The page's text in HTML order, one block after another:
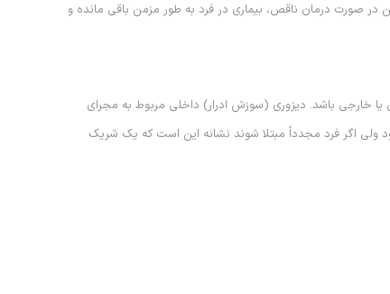
به ديگران مي‌شوند. همچنين در صورت درمان ناقص، بيماري در فرد به طور مزمن باقي مانده و
يا خارجي باشد. ديزوري (سوزش ادرار) داخلي مربوط به مجراي
ولي اگر فرد مجدداً مبتلا شوند نشانه اين است كه يك شريك